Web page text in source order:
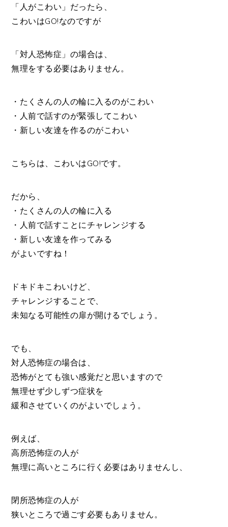
「人がこわい」だったら、
こわいはGO!なのですが
「対人恐怖症」の場合は、
無理をする必要はありません。
・たくさんの人の輪に入るのがこわい
・人前で話すのが緊張してこわい
・新しい友達を作るのがこわい
こちらは、こわいはGO!です。
だから、
・たくさんの人の輪に入る
・人前で話すことにチャレンジする
・新しい友達を作ってみる
がよいですね！
ドキドキこわいけど、
チャレンジすることで、
未知なる可能性の扉が開けるでしょう。
でも、
対人恐怖症の場合は、
恐怖がとても強い感覚だと思いますので
無理せず少しずつ症状を
緩和させていくのがよいでしょう。
例えば、
高所恐怖症の人が
無理に高いところに行く必要はありませんし、
閉所恐怖症の人が
狭いところで過ごす必要もありません。